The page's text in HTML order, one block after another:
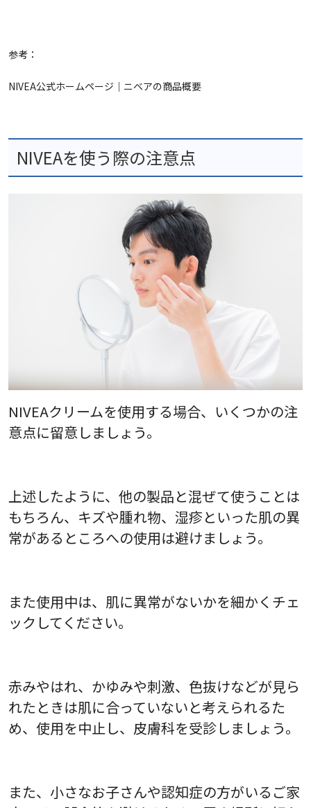
参考：
NIVEA公式ホームページ｜ニベアの商品概要
NIVEAを使う際の注意点
NIVEAクリームを使用する場合、いくつかの注
意点に留意しましょう。
上述したように、他の製品と混ぜて使うことは
もちろん、キズや腫れ物、湿疹といった肌の異
常があるところへの使用は避けましょう。
また使用中は、肌に異常がないかを細かくチェ
ックしてください。
赤みやはれ、かゆみや刺激、色抜けなどが見ら
れたときは肌に合っていないと考えられるた
め、使用を中止し、皮膚科を受診しましょう。
また、小さなお子さんや認知症の方がいるご家